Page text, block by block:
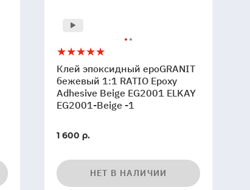
Клей
эпоксидный
epoGRANIT
бежевый
1:1
Epoxy
Beige
EG2001
ELKAY
5
Клей эпоксидный epoGRANIT
бежевый 1:1 RATIO Epoxy
Adhesive Beige EG2001 ELKAY
EG2001-Beige -1
1 600 р.
НЕТ В НАЛИЧИИ